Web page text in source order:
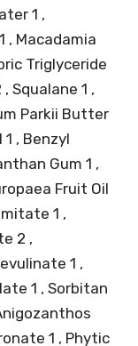
1 ,
, Macadamia
Triglyceride
Squalane 1 ,
Parkii Butter
, Benzyl
Gum 1 ,
Fruit Oil
1 ,
2 ,
1 ,
1 , Sorbitan
1 , Phytic